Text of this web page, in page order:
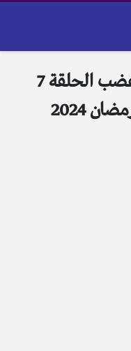
مشاهدة مسلسل لحظة غضب الحلقة 7